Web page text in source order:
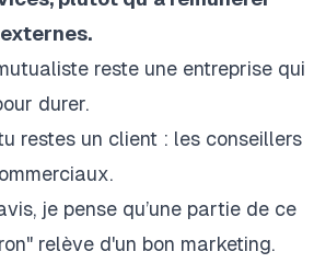
reste une entreprise qui
durer.
restes un client : les conseillers
je pense qu’une partie de ce
relève d'un bon marketing.